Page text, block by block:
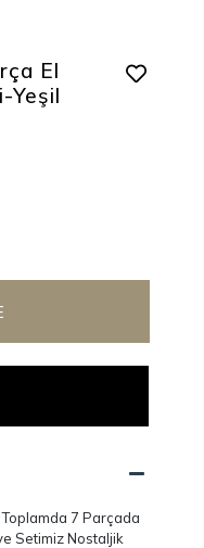
El
Yeşil
7 Parçada
Setimiz Nostaljik